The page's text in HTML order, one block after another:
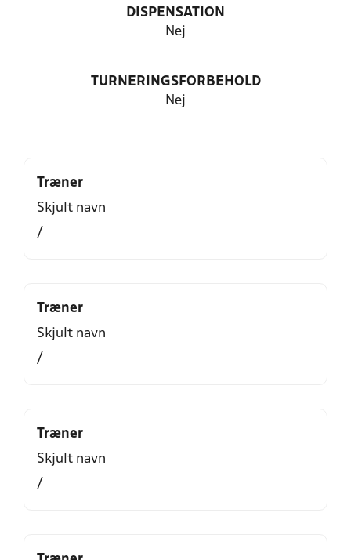
DISPENSATION
Nej
TURNERINGSFORBEHOLD
Nej
Træner
Skjult navn
/
Træner
Skjult navn
/
Træner
Skjult navn
/